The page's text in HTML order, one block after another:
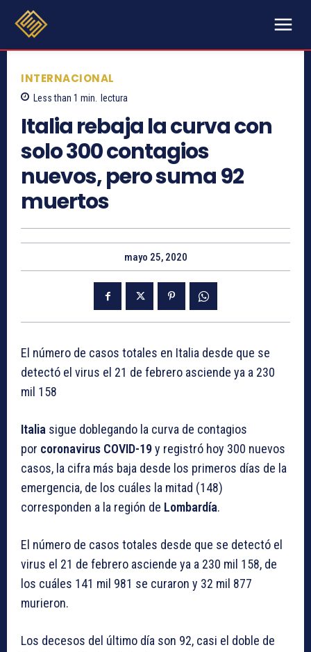
INTERNACIONAL
Less than 1 min. lectura
Italia rebaja la curva con
solo 300 contagios
nuevos, pero suma 92
muertos
mayo 25, 2020
El número de casos totales en Italia desde que se
detectó el virus el 21 de febrero asciende ya a 230
mil 158
Italia sigue doblegando la curva de contagios
por coronavirus COVID-19y registró hoy 300 nuevos
casos, la cifra más baja desde los primeros días de la
emergencia, de los cuáles la mitad (148)
corresponden a la región de Lombardía.
El número de casos totales desde que se detectó el
virus el 21 de febrero asciende ya a 230 mil 158, de
los cuáles 141 mil 981 se curaron y 32 mil 877
murieron.
Los decesos del último día son 92, casi el doble de